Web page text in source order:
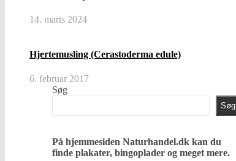
14. marts 2024
Hjertemusling (Cerastoderma edule)
6. februar 2017
Søg
Søg
På hjemmesiden Naturhandel.dk kan du
finde plakater, bingoplader og meget mere.